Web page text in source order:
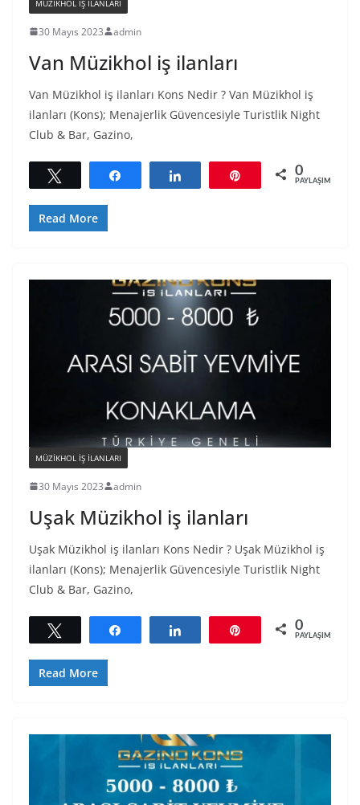
MÜZIKHOL IŞ ILANLARI
30 Mayıs 2023 admin
Van Müzikhol iş ilanları
Van Müzikhol iş ilanları Kons Nedir ? Van Müzikhol iş
ilanları (Kons); Menajerlik Güvencesiyle Turistlik Night
Club & Bar, Gazino,
Tweetle 0
PAYLAŞIMLAR
Read More
MÜZIKHOL IŞ ILANLARI
30 Mayıs 2023 admin
Uşak Müzikhol iş ilanları
Uşak Müzikhol iş ilanları Kons Nedir ? Uşak Müzikhol iş
ilanları (Kons); Menajerlik Güvencesiyle Turistlik Night
Club & Bar, Gazino,
Tweetle 0
PAYLAŞIMLAR
Read More